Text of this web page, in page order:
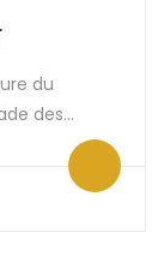
du
des…